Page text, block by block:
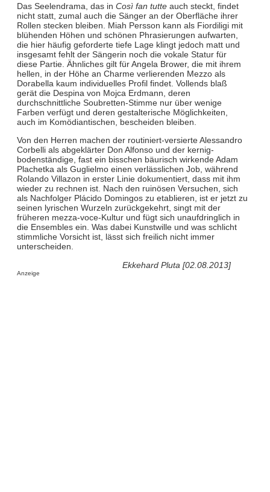
Das Seelendrama, das in Così fan tutteauch steckt, findet
nicht statt, zumal auch die Sänger an der Oberfläche ihrer
Rollen stecken bleiben. Miah Persson kann als Fiordiligi mit
blühenden Höhen und schönen Phrasierungen aufwarten,
die hier häufig geforderte tiefe Lage klingt jedoch matt und
insgesamt fehlt der Sängerin noch die vokale Statur für
diese Partie. Ähnliches gilt für Angela Brower, die mit ihrem
hellen, in der Höhe an Charme verlierenden Mezzo als
Dorabella kaum individuelles Profil findet. Vollends blaß
gerät die Despina von Mojca Erdmann, deren
durchschnittliche Soubretten-Stimme nur über wenige
Farben verfügt und deren gestalterische Möglichkeiten,
auch im Komödiantischen, bescheiden bleiben.
Von den Herren machen der routiniert-versierte Alessandro
Corbelli als abgeklärter Don Alfonso und der kernig-
bodenständige, fast ein bisschen bäurisch wirkende Adam
Plachetka als Guglielmo einen verlässlichen Job, während
Rolando Villazon in erster Linie dokumentiert, dass mit ihm
wieder zu rechnen ist. Nach den ruinösen Versuchen, sich
als Nachfolger Plácido Domingos zu etablieren, ist er jetzt zu
seinen lyrischen Wurzeln zurückgekehrt, singt mit der
früheren mezza-voce-Kultur und fügt sich unaufdringlich in
die Ensembles ein. Was dabei Kunstwille und was schlicht
stimmliche Vorsicht ist, lässt sich freilich nicht immer
unterscheiden.
Ekkehard Pluta [02.08.2013]
Anzeige